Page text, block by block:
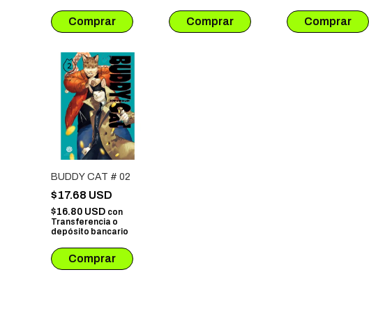
BUDDY CAT # 02
$17.68 USD
$16.80 USD con
Transferencia o
depósito bancario